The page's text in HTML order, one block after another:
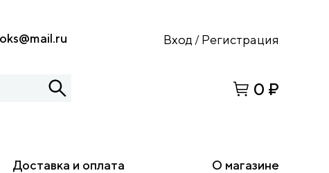
Вход / Регистрация
0 ₽
Доставка и оплата О магазине